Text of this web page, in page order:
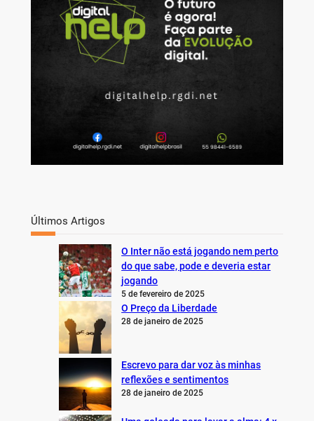
Últimos Artigos
O Inter não está jogando nem perto
do que sabe, pode e deveria estar
jogando
5 de fevereiro de 2025
O Preço da Liberdade
28 de janeiro de 2025
Escrevo para dar voz às minhas
reflexões e sentimentos
28 de janeiro de 2025